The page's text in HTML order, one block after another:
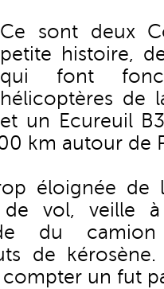
Ce sont deux
petite histoire,
qui font
hélicoptères de
et un Ecureuil
km autour de
éloignée de
de vol, veille
du camion
de
un fut